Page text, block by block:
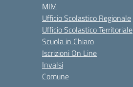
MIM
Ufficio Scolastico Regionale
Ufficio Scolastico Territoriale
Scuola in Chiaro
Iscrizioni On Line
Invalsi
Comune